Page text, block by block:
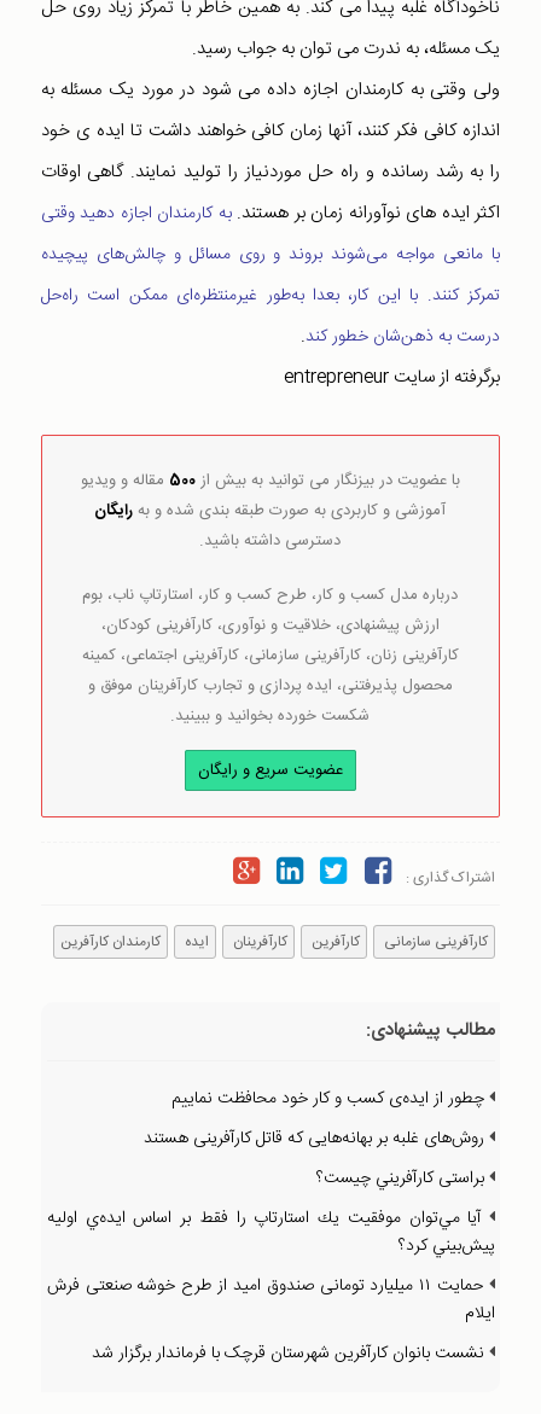
ناخودآگاه غلبه پیدا می کند. به همین خاطر با تمرکز زیاد روی حل
یک مسئله، به ندرت می توان به جواب رسید.
ولی وقتی به کارمندان اجازه داده می شود در مورد یک مسئله به
اندازه کافی فکر کنند، آنها زمان کافی خواهند داشت تا ایده ی خود
را به رشد رسانده و راه حل موردنیاز را تولید نمایند. گاهی اوقات
اکثر ایده های نوآورانه زمان بر هستند.به کارمندان اجازه دهید وقتی
با مانعی مواجه می‌شوند بروند و روی مسائل و چالش‌های پیچیده
تمرکز کنند. با این کار، بعدا به‌طور غیرمنتظره‌ای ممکن است راه‌حل
درست به ذهن‌شان خطور کند.
برگرفته از سایت entrepreneur
با عضویت در بیزنگار می توانید به بیش از500 مقاله و ویدیو
آموزشی و کاربردی به صورت طبقه بندی شده و بهرایگان
دسترسی داشته باشید.
درباره مدل کسب و کار، طرح کسب و کار، استارتاپ ناب، بوم
ارزش پیشنهادی، خلاقیت و نوآوری، کارآفرینی کودکان،
کارآفرینی زنان، کارآفرینی سازمانی، کارآفرینی اجتماعی، کمینه
محصول پذیرفتنی، ایده پردازی و تجارب کارآفرینان موفق و
شکست خورده بخوانید و ببینید.
عضویت سریع و رایگان
اشتراک گذاری :
کارآفرینی سازمانی کارآفرین کارآفرینان ایده کارمندان کارآفرین
مطالب پیشنهادی:
چطور از ايده‌ی كسب و كار خود محافظت نماييم
روش‌های غلبه بر بهانه‌هايی كه قاتل كارآفرينی هستند
براستی كارآفريني چيست؟
آيا مي‌توان موفقيت يك استارتاپ را فقط بر اساس ايد‌ه‌ي اوليه
پيش‌بيني كرد؟
حمایت ۱۱ میلیارد تومانی صندوق امید از طرح خوشه صنعتی فرش
ایلام
نشست بانوان کارآفرين شهرستان قرچک با فرماندار برگزار شد